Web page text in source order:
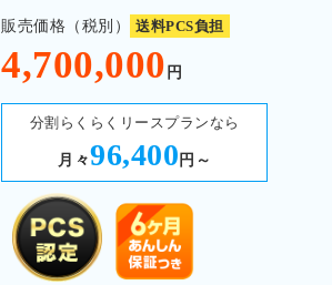
販売価格（税別） 送料PCS負担
4,700,000 円
分割らくらくリースプランなら
月々96,400 円～